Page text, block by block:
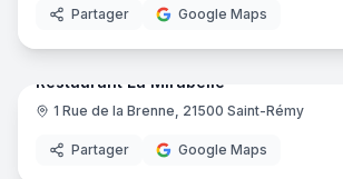
Partager Google Maps
Restaurant La Mirabelle
1 Rue de la Brenne, 21500 Saint-Rémy
Partager Google Maps